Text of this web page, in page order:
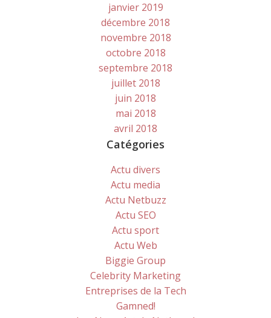
janvier 2019
décembre 2018
novembre 2018
octobre 2018
septembre 2018
juillet 2018
juin 2018
mai 2018
avril 2018
Catégories
Actu divers
Actu media
Actu Netbuzz
Actu SEO
Actu sport
Actu Web
Biggie Group
Celebrity Marketing
Entreprises de la Tech
Gamned!